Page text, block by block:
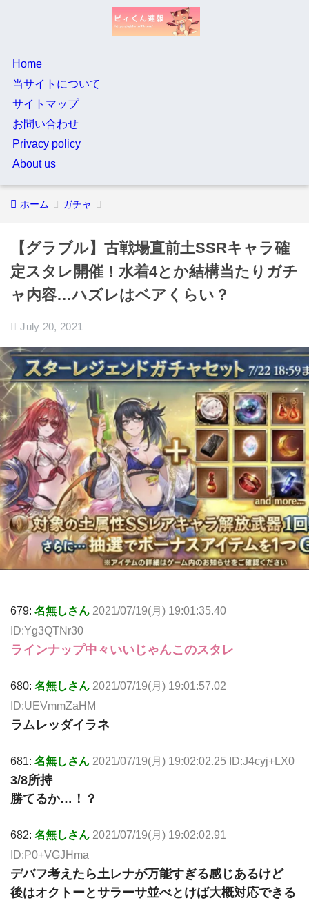
Home
当サイトについて
サイトマップ
お問い合わせ
Privacy policy
About us
ホーム ガチャ
【グラブル】古戦場直前土SSRキャラ確
定スタレ開催！水着4とか結構当たりガチ
ャ内容…ハズレはベアくらい？
July 20, 2021
679: 名無しさん 2021/07/19(月) 19:01:35.40
ID:Yg3QTNr30
ラインナップ中々いいじゃんこのスタレ
680: 名無しさん 2021/07/19(月) 19:01:57.02
ID:UEVmmZaHM
ラムレッダイラネ
681: 名無しさん 2021/07/19(月) 19:02:02.25 ID:J4cyj+LX0
3/8所持
勝てるか…！？
682: 名無しさん 2021/07/19(月) 19:02:02.91
ID:P0+VGJHma
デバフ考えたら土レナが万能すぎる感じあるけど
後はオクトーとサラーサ並べとけば大概対応できる